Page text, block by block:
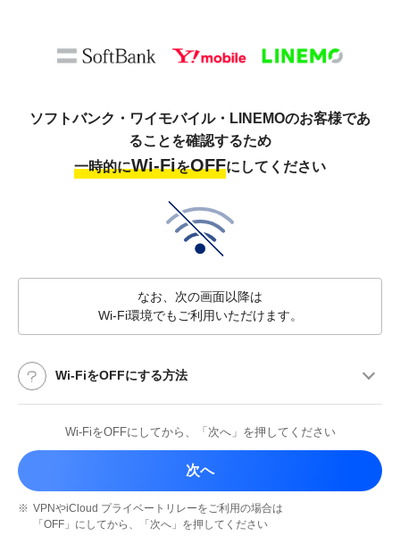
ソフトバンク・ワイモバイル・LINEMOのお客様であ
ることを確認するため
一時的にWi-FiをOFFにしてください
なお、次の画面以降は
Wi-Fi環境でもご利用いただけます。
Wi-FiをOFFにする方法
Wi-FiをOFFにしてから、 「次へ」を押してください
次へ
※ VPNやiCloud プライベートリレーを ご利用の場合は
「OFF」にしてから、
「次へ」を押してください